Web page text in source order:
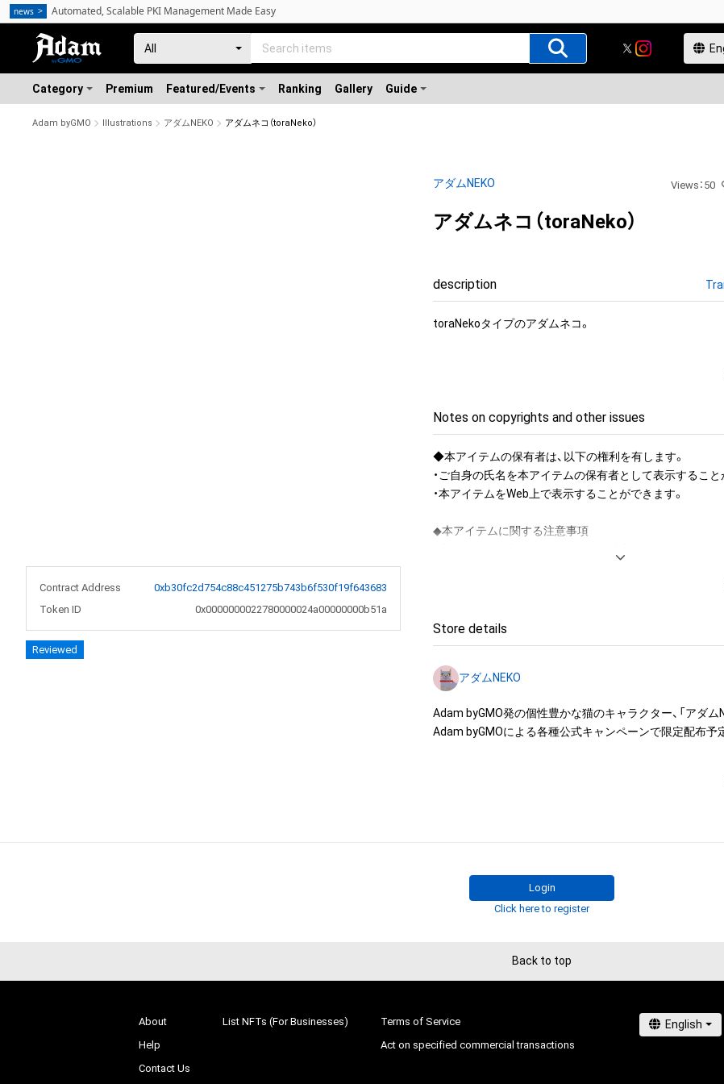
Category Premium Featured/Events Ranking Gallery Guide
Adam byGMO Illustrations アダムNEKO アダムネコ（toraNeko）
Contract Address
0xb30fc2d754c88c451275b743b6f530f19f643683
Token ID
0x0000000022780000024a00000000b51a
Reviewed
アダムNEKO Views ： 50
アダムネコ（toraNeko）
description
toraNekoタイプのアダムネコ。
Notes on copyrights and other issues
◆本アイテムの保有者は、以下の権利を有します。
・ご自身の氏名を本アイテムの保有者として表示すること
・本アイテムをWeb上で表示することができます。
◆本アイテムに関する注意事項
・本アイテムに関する創作物（画像および映像、音楽、商標
それらの権利につき登録等を出願する権利を含みます。）を
れています。そのため、本アイテムを保有していたとして
関する創作物にかかる知的財産権を有することを意味しま
ル、リバースエンジニアリングを含みますが、これに限定
・本アイテムの購入、売却および利用に関して、購入者、売
法的責任も負わないものとします。
Store details
アダムNEKO
Adam byGMO発の個性豊かな猫のキャラクター、「アダム
Login
Click here to register
Back to top
About
Help
Contact Us
List NFTs (For Businesses)
Terms of Service
Act on specified commercial transactions
news Automated, Scalable PKI Management Made Easy